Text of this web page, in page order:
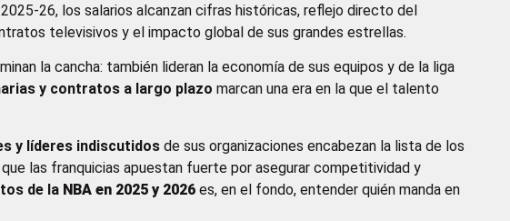
26, los salarios alcanzan cifras históricas, reflejo directo del
televisivos y el impacto global de sus grandes estrellas.
la cancha: también lideran la economía de sus equipos y de la liga
y contratos a largo plazo marcan una era en la que el talento
y líderes indiscutidos de sus organizaciones encabezan la lista de los
las franquicias apuestan fuerte por asegurar competitividad y
de la NBA en 2025 y 2026 es, en el fondo, entender quién manda en